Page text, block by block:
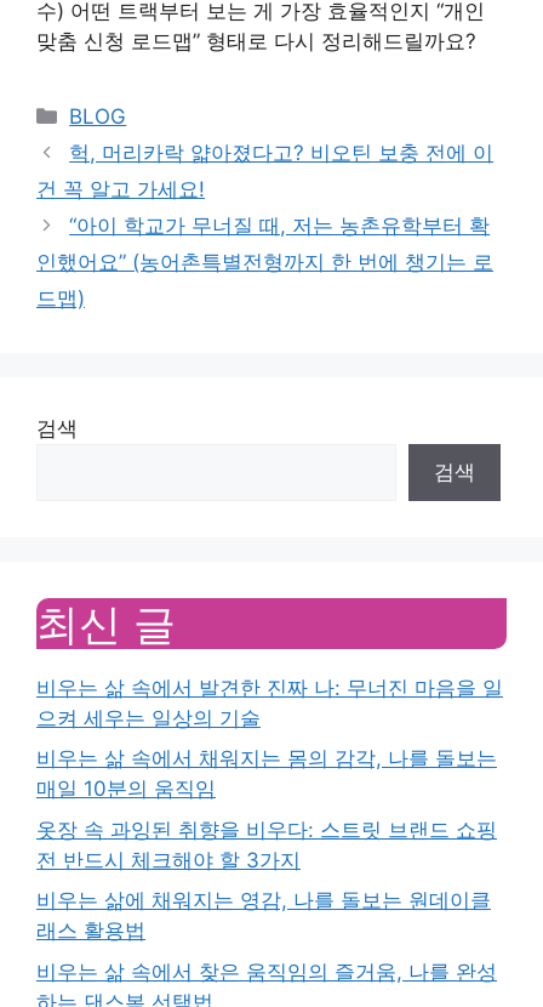
수) 어떤 트랙부터 보는 게 가장 효율적인지 “개인
맞춤 신청 로드맵” 형태로 다시 정리해드릴까요?
Categories
BLOG
헉, 머리카락 얇아졌다고? 비오틴 보충 전에 이
건 꼭 알고 가세요!
“아이 학교가 무너질 때, 저는 농촌유학부터 확
인했어요” (농어촌특별전형까지 한 번에 챙기는 로
드맵)
검색
검색
최신 글
비우는 삶 속에서 발견한 진짜 나: 무너진 마음을 일
으켜 세우는 일상의 기술
비우는 삶 속에서 채워지는 몸의 감각, 나를 돌보는
매일 10분의 움직임
옷장 속 과잉된 취향을 비우다: 스트릿 브랜드 쇼핑
전 반드시 체크해야 할 3가지
비우는 삶에 채워지는 영감, 나를 돌보는 원데이클
래스 활용법
비우는 삶 속에서 찾은 움직임의 즐거움, 나를 완성
하는 댄스복 선택법